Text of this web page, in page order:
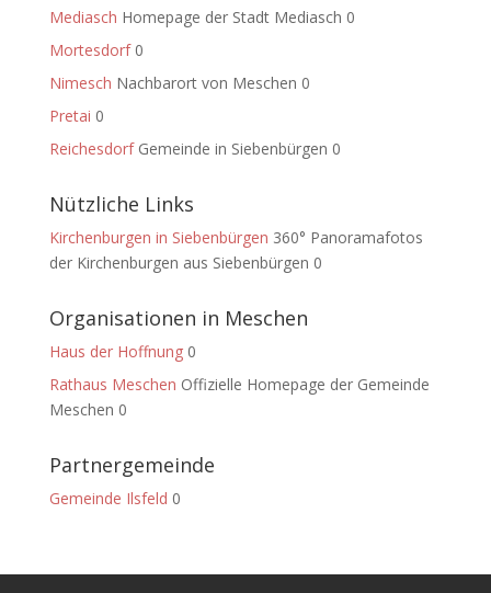
Mediasch Homepage der Stadt Mediasch 0
Mortesdorf0
Nimesch Nachbarort von Meschen 0
Pretai 0
ReichesdorfGemeinde in Siebenbürgen 0
Nützliche Links
Kirchenburgen in Siebenbürgen 360° Panoramafotos
der Kirchenburgen aus Siebenbürgen 0
Organisationen in Meschen
Haus der Hoffnung0
Rathaus Meschen Offizielle Homepage der Gemeinde
Meschen 0
Partnergemeinde
Gemeinde Ilsfeld 0